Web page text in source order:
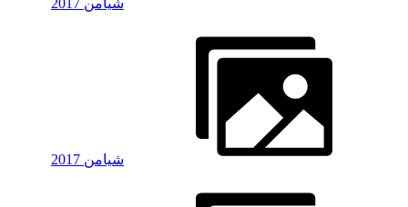
شیامن 2017
شیامن 2017